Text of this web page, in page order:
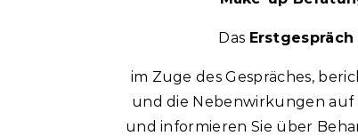
Das Erstgespräch
im Zuge des Gespräches,
und die Nebenwirkungen
und informieren Sie über